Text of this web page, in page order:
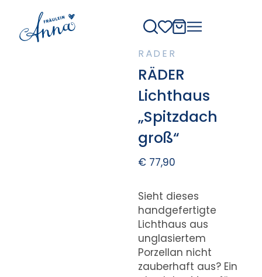
RÄDER
RÄDER
Lichthaus
„Spitzdach
groß“
€77,90
Sieht dieses
handgefertigte
Lichthaus aus
unglasiertem
Porzellan nicht
zauberhaft aus? Ein